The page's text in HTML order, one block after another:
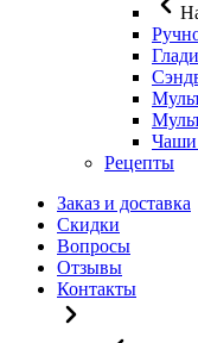
Чаши
Рецепты
Заказ и доставка
Скидки
Вопросы
Отзывы
Контакты